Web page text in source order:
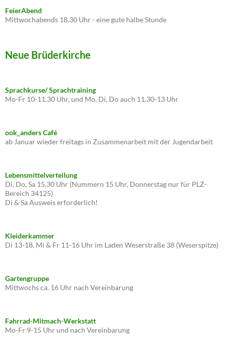
FeierAbend
Mittwochabends 18.30 Uhr - eine gute halbe Stunde
Neue Brüderkirche
Sprachkurse/ Sprachtraining
Mo-Fr 10-11.30 Uhr, und Mo, Di, Do auch 11.30-13 Uhr
ook_anders Café
ab Januar wieder freitags in Zusammenarbeit mit der Jugendarbeit
Lebensmittelverteilung
Di, Do, Sa 15.30 Uhr (Nummern 15 Uhr, Donnerstag nur für PLZ-
Bereich 34125)
Di & Sa Ausweis erforderlich!
Kleiderkammer
Di 13-18, Mi & Fr 11-16 Uhr im Laden Weserstraße 38 (Weserspitze)
Gartengruppe
Mittwochs ca. 16 Uhr nach Vereinbarung
Fahrrad-Mitmach-Werkstatt
Mo-Fr 9-15 Uhr und nach Vereinbarung